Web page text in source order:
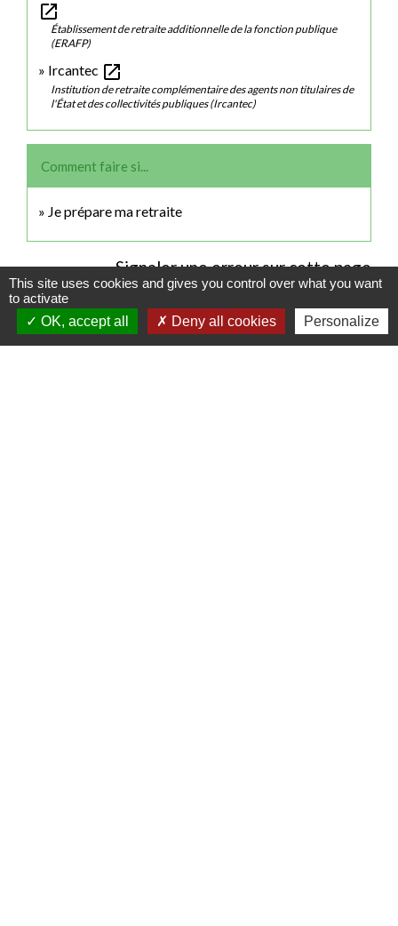
open_in_new
Établissement de retraite additionnelle de la fonction publique
(ERAFP)
Ircantec open_in_new
Institution de retraite complémentaire des agents non titulaires de
l'État et des collectivités publiques (Ircantec)
Comment faire si...
Je prépare ma retraite
Signaler une erreur sur cette page
This site uses cookies and gives you control over what you want
to activate
OK, accept all
Deny all cookies Personalize